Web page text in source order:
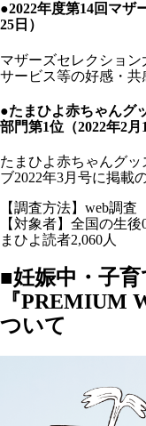
●2022年度第14回マザ
25日）
マザーズセレクション
サービス等の好感・共
●たまひよ赤ちゃんグ
部門第1位（2022年2月
たまひよ赤ちゃんグ
ブ2022年3月号に掲載
【調査方法】 web調査
【対象者】 全国の生後
まひよ読者2,060人
■妊娠中・子育
『PREMIUM
ついて